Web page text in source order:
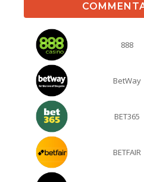
888
BetWay
BET365
BETFAIR